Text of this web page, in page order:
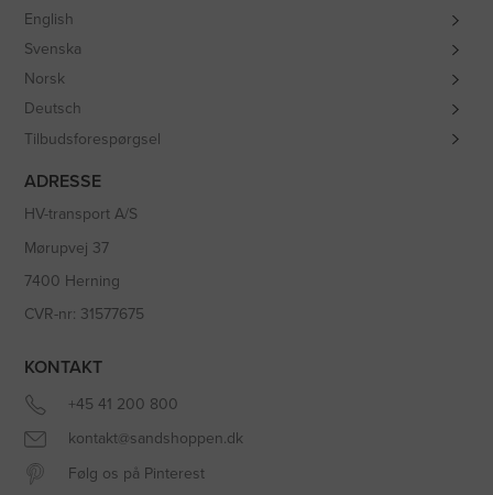
English
Svenska
Norsk
Deutsch
Tilbudsforespørgsel
ADRESSE
HV-transport A/S
Mørupvej 37
7400 Herning
CVR-nr: 31577675
KONTAKT
+45 41 200 800
kontakt@sandshoppen.dk
Følg os på Pinterest